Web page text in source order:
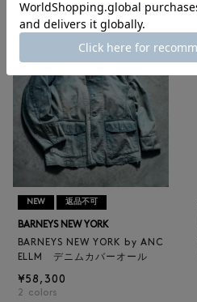
¥165,000
NEW 返品不可
BARNEYS NEW YORK
BARNEYS NEW YORK by ANC
ELLM デニムカバーオール
¥58,300
2 colors